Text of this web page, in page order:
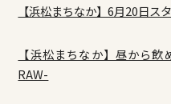
【浜松まちなか】6月20日ス
【浜松まちなか】昼から
RAW-